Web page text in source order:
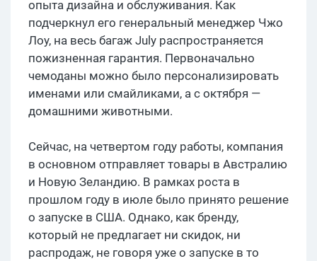
опыта дизайна и обслуживания. Как
подчеркнул его генеральный менеджер Чжо
Лоу, на весь багаж July распространяется
пожизненная гарантия. Первоначально
чемоданы можно было персонализировать
именами или смайликами, а с октября —
домашними животными.
Сейчас, на четвертом году работы, компания
в основном отправляет товары в Австралию
и Новую Зеландию. В рамках роста в
прошлом году в июле было принято решение
о запуске в США. Однако, как бренду,
который не предлагает ни скидок, ни
распродаж, не говоря уже о запуске в то